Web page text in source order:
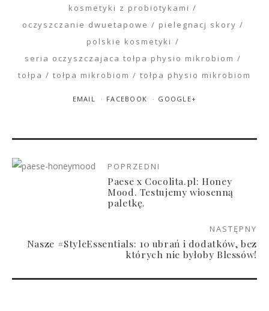
kosmetyki z probiotykami
oczyszczanie dwuetapowe
pielegnacj skory
polskie kosmetyki
seria oczyszczajaca tołpa physio mikrobiom
tołpa
tołpa mikrobiom tołpa physio mikrobiom
EMAIL FACEBOOK GOOGLE+
POPRZEDNI
Paese x Cocolita.pl: Honey
Mood. Testujemy wiosenną
paletkę.
NASTĘPNY
Nasze #StyleEssentials: 10 ubrań i dodatków, bez
których nie byłoby Blessów!